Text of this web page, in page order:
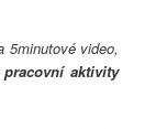
5minutové video,
aktivity